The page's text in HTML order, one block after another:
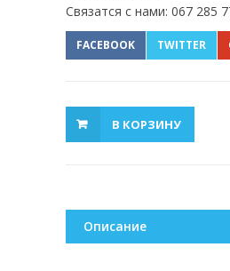
Связатся с нами: 067 285
FACEBOOK TWITTER
В КОРЗИНУ
Описание